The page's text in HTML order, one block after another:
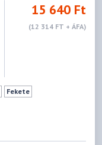
15 640 Ft
(12 314 FT + ÁFA)
Fekete